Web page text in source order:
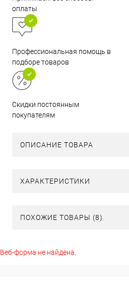
оплаты
Профессиональная помощь в
подборе товаров
Скидки постоянным
покупателям
ОПИСАНИЕ ТОВАРА
ХАРАКТЕРИСТИКИ
ПОХОЖИЕ ТОВАРЫ (8)
Веб-форма не найдена.